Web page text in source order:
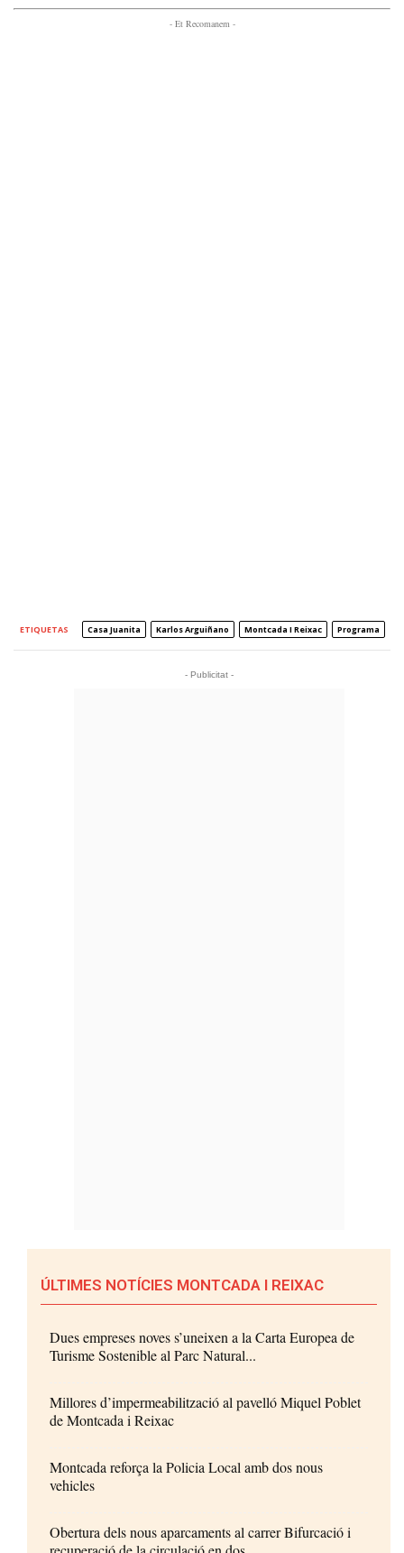
- Et Recomanem -
ETIQUETAS Casa Juanita Karlos Arguiñano Montcada I Reixac Programa
- Publicitat -
ÚLTIMES NOTÍCIES MONTCADA I REIXAC
Dues empreses noves s’uneixen a la Carta Europea de
Turisme Sostenible al Parc Natural...
Millores d’impermeabilització al pavelló Miquel Poblet
de Montcada i Reixac
Montcada reforça la Policia Local amb dos nous
vehicles
Obertura dels nous aparcaments al carrer Bifurcació i